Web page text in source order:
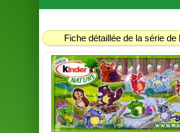
Fiche détaillée de la série de